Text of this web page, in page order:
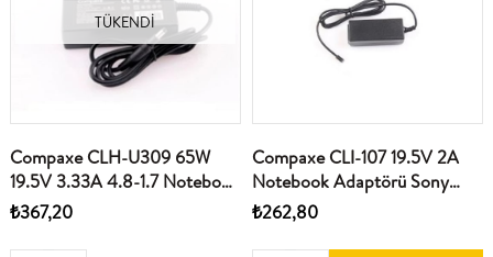
TÜKENDI
Compaxe CLH-U309 65W
19.5V 3.33A 4.8-1.7 Notebook
Hp Compaqe Notebook
Adaptörü
₺367,20
Compaxe CLI-107 19.5V 2A
Notebook Adaptörü Sony
Vaıo
₺262,80